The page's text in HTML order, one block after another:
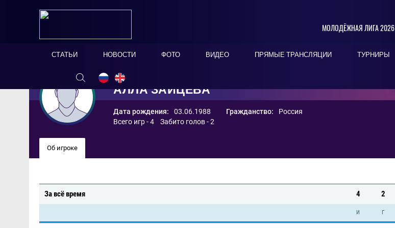
МОЛОДЁЖНАЯ ЛИГА 2026
СТАТЬИ НОВОСТИ ФОТО ВИДЕО ПРЯМЫЕ ТРАНСЛЯЦИИ ТУРНИРЫ
АЛЛА ЗАЙЦЕВА
Дата рождения: 03.06.1988 Гражданство:
Россия
Всего игр - 4 Забито голов - 2
Об игроке
За всё время 4 2
И Г